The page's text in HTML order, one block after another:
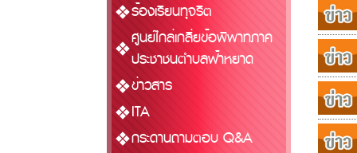
ร้องเรียนทุจริต
ศูนย์ไกล่เกลี่ยข้อพิพาทภาค
ประชาชนตำบลฟ้าหยาด
ข่าวสาร
ITA
กระดานถามตอบ Q&A